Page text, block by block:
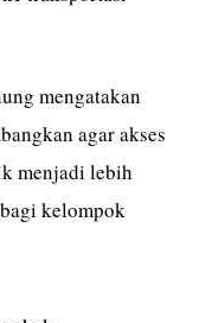
mengatakan
agar akses
menjadi lebih
kelompok